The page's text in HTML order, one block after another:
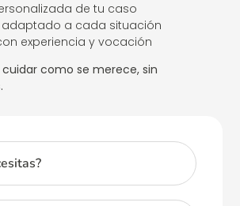
de tu caso
adaptado a cada situación
experiencia y vocación
como se merece, sin